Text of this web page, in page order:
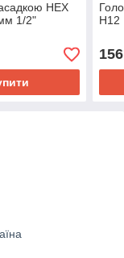
HEX
1/2"
H12